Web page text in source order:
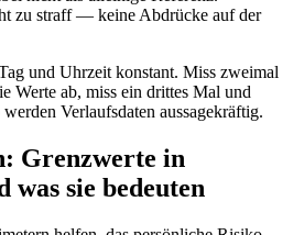
zu straff — keine Abdrücke auf der
und Uhrzeit konstant. Miss zweimal
Werte ab, miss ein drittes Mal und
Verlaufsdaten aussagekräftig.
Grenzwerte in
sie bedeuten